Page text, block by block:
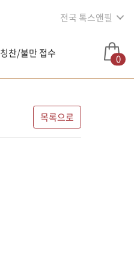
전국 톡스앤필
칭찬/불만 접수 0
목록으로